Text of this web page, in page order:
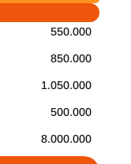
550.000
850.000
1.050.000
500.000
8.000.000